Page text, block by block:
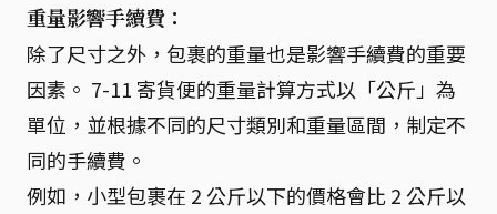
重量影響手續費：
除了尺寸之外，包裹的重量也是影響手續費的重要
因素。 7-11 寄貨便的重量計算方式以「公斤」為
單位，並根據不同的尺寸類別和重量區間，制定不
同的手續費。
例如，小型包裹在 2 公斤以下的價格會比 2 公斤以